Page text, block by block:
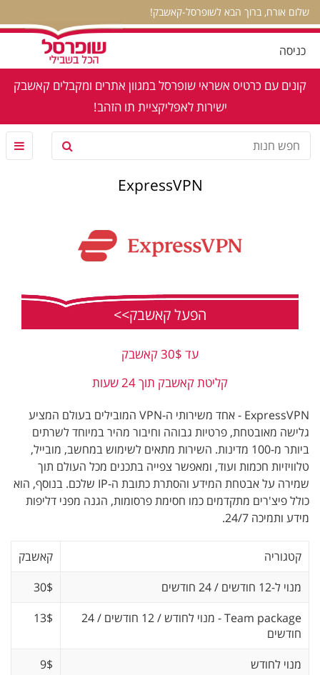
שלום אורח, ברוך הבא לשופרסל-קאשבק!
כניסה
קונים עם כרטיס אשראי שופרסל במגוון אתרים ומקבלים קאשבק
ישירות לאפליקציית תו הזהב!
ExpressVPN
הפעל קאשבק>>
עד 30$ קאשבק
קליטת קאשבק תוך 24 שעות
ExpressVPN - אחד משירותי ה-VPN המובילים בעולם המציע
גלישה מאובטחת, פרטיות גבוהה וחיבור מהיר במיוחד לשרתים
ביותר מ-100 מדינות. השירות מתאים לשימוש במחשב, מובייל,
טלוויזיות חכמות ועוד, ומאפשר צפייה בתכנים מכל העולם תוך
שמירה על אבטחת המידע והסתרת כתובת ה-IP שלכם. בנוסף, הוא
כולל פיצ'רים מתקדמים כמו חסימת פרסומות, הגנה מפני דליפות
מידע ותמיכה 24/7.
קטגוריה
קאשבק
מנוי ל-12 חודשים / 24 חודשים
30$
Team package - מנוי לחודש / 12 חודשים / 24
חודשים
13$
מנוי לחודש 9$